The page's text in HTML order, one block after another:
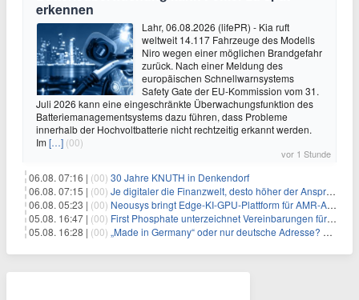
erkennen
Lahr, 06.08.2026 (lifePR) - Kia ruft
weltweit 14.117 Fahrzeuge des Modells
Niro wegen einer möglichen Brandgefahr
zurück. Nach einer Meldung des
europäischen Schnellwarnsystems
Safety Gate der EU-Kommission vom 31.
Juli 2026 kann eine eingeschränkte Überwachungsfunktion des
Batteriemanagementsystems dazu führen, dass Probleme
innerhalb der Hochvoltbatterie nicht rechtzeitig erkannt werden.
Im[…] (00)
vor 1 Stunde
06.08. 07:16 | (00) 30 Jahre KNUTH in Denkendorf
06.08. 07:15 | (00) Je digitaler die Finanzwelt, desto höher der Anspruch an gute Beratung
06.08. 05:23 | (00) Neousys bringt Edge-KI-GPU-Plattform für AMR-Anwendungen mit Unterstützung für vier GMSL2-Fahrzeugkameras auf den Markt
05.08. 16:47 | (00) First Phosphate unterzeichnet Vereinbarungen für nicht zu refundierende Zuwendungen in Höhe von 4,84 Mio. $ von der kanadischen Regierung für Straßeninfrastruktur und Stromübertragungsleitungen
05.08. 16:28 | (00) „Made in Germany“ oder nur deutsche Adresse? So erkennen Sie, wo Ihre Leiterplatten wirklich gefertigt werden